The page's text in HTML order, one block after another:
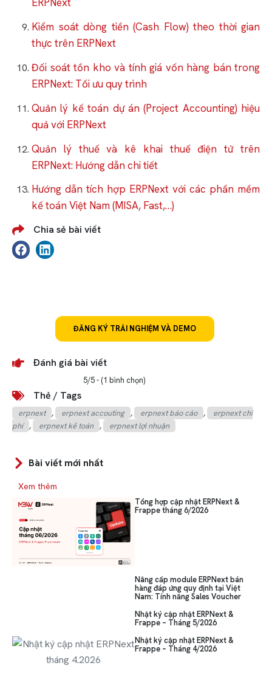
Kiểm soát dòng tiền (Cash Flow) theo thời gian
thực trên ERPNext
Đối soát tồn kho và tính giá vốn hàng bán trong
ERPNext: Tối ưu quy trình
Quản lý kế toán dự án (Project Accounting) hiệu
quả với ERPNext
Quản lý thuế và kê khai thuế điện tử trên
ERPNext: Hướng dẫn chi tiết
Hướng dẫn tích hợp ERPNext với các phần mềm
kế toán Việt Nam (MISA, Fast,…)
Chia sẻ bài viết
ĐĂNG KÝ TRẢI NGHIỆM VÀ DEMO
Đánh giá bài viết
5/5 - (1 bình chọn)
Thẻ / Tags
erpnext , erpnext accouting , erpnext báo cáo ,
erpnext chi
phí
, erpnext kế toán , erpnext lợi nhuận
Bài viết mới nhất
Xem thêm
Tổng hợp cập nhật ERPNext &
Frappe tháng 6/2026
Nâng cấp module ERPNext bán
hàng đáp ứng quy định tại Việt
Nam: Tính năng Sales Voucher
Nhật ký cập nhật ERPNext &
Frappe – Tháng 5/2026
Nhật ký cập nhật ERPNext &
Frappe – Tháng 4/2026